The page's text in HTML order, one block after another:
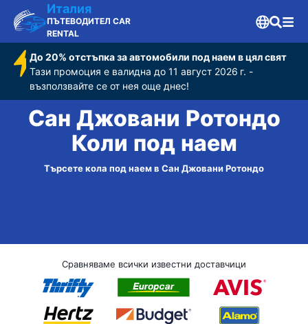
Италия
ПЪТЕВОДИТЕЛ CAR
RENTAL
До 20% отстъпка за автомобили под наем в цял свят
Тази промоция е валидна до 11 август 2026 г. -
възползвайте се от нея още днес!
Сан Джовани Ротондо
Коли под наем
Търсете кола под наем в Сан Джовани Ротондо
Сравняваме всички известни доставчици